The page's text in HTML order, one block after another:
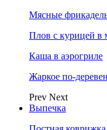
Мясные
Плов с курицей в
Каша в аэрогриле
Жаркое по-
Prev Next
Выпечка